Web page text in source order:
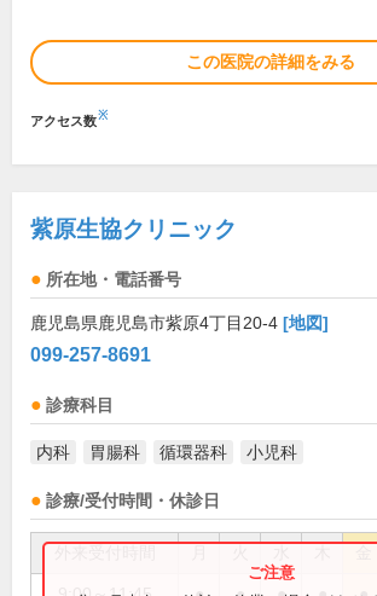
この医院の詳細をみる
アクセス数※
紫原生協クリニック
所在地・電話番号
鹿児島県鹿児島市紫原4丁目20-4 [地図]
099-257-8691
診療科目
内科 胃腸科 循環器科 小児科
診療/受付時間・休診日